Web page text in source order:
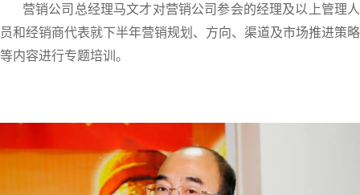
营销公司总经理马文才对营销公司参会的经理及以上管理人
员和经销商代表就下半年营销规划、方向、渠道及市场推进策略
等内容进行专题培训。